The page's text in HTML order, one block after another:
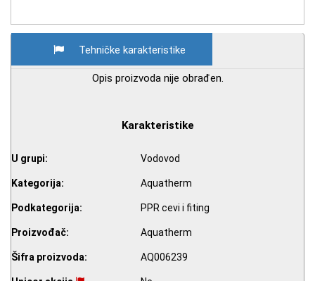
Tehničke karakteristike
Opis proizvoda nije obrađen.
Karakteristike
U grupi: Vodovod
Kategorija: Aquatherm
Podkategorija: PPR cevi i fiting
Proizvođač: Aquatherm
Šifra proizvoda: AQ006239